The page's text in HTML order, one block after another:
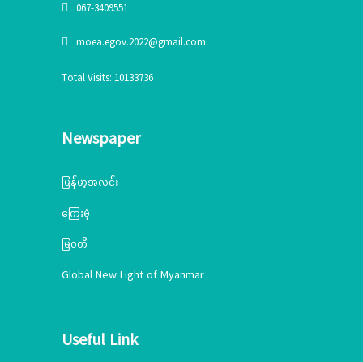
067-3409551
moea.egov.2022@gmail.com
Total Visits: 10133736
Newspaper
မြန်မာ့အလင်း
ကြေးမုံ
မြဝတီ
Global New Light of Myanmar
Useful Link